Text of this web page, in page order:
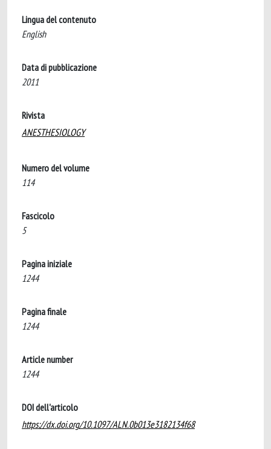
Lingua del contenuto
English
Data di pubblicazione
2011
Rivista
ANESTHESIOLOGY
Numero del volume
114
Fascicolo
5
Pagina iniziale
1244
Pagina finale
1244
Article number
1244
DOI dell'articolo
https://dx.doi.org/10.1097/ALN.0b013e3182134f68